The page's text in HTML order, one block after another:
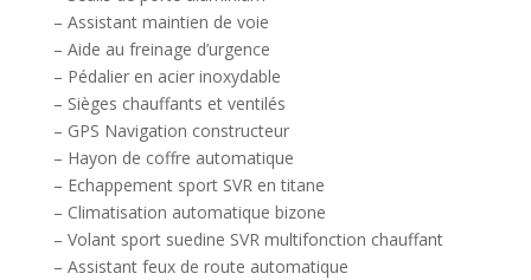
– Assistant maintien de voie
– Aide au freinage d’urgence
– Pédalier en acier inoxydable
– Sièges chauffants et ventilés
– GPS Navigation constructeur
– Hayon de coffre automatique
– Echappement sport SVR en titane
– Climatisation automatique bizone
– Volant sport suedine SVR multifonction chauffant
– Assistant feux de route automatique